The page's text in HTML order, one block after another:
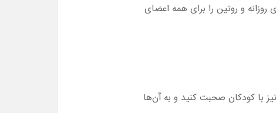
و روتین را برای همه اعضای
با کودکان صحبت کنید و به آن‌ها